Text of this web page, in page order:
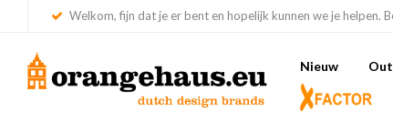
Welkom, fijn dat je er bent en hopelijk kunnen we je helpen.
Nieuw